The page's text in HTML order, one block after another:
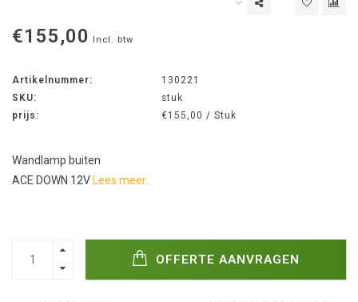
€155,00 Incl. btw
Artikelnummer:
130221
SKU:
stuk
prijs:
€155,00 / Stuk
Wandlamp buiten
ACE DOWN 12V Lees meer..
OFFERTE AANVRAGEN